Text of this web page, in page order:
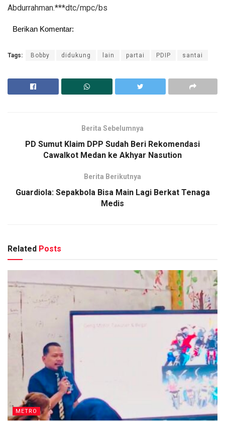
Abdurrahman.***dtc/mpc/bs
Berikan Komentar:
Tags: Bobby didukung lain partai PDIP santai
Berita Sebelumnya
PD Sumut Klaim DPP Sudah Beri Rekomendasi
Cawalkot Medan ke Akhyar Nasution
Berita Berikutnya
Guardiola: Sepakbola Bisa Main Lagi Berkat Tenaga
Medis
Related Posts
METRO